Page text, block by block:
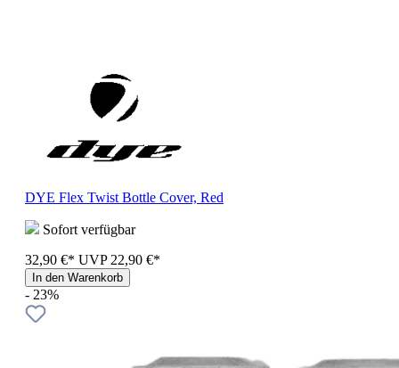
DYE Flex Twist Bottle Cover, Red
Sofort verfügbar
32,90 €* UVP 22,90 €*
In den Warenkorb
- 23%